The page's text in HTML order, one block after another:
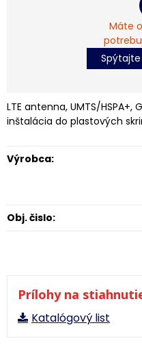
Máte
LTE antenna, UMTS/HSPA+,
inštalácia do plastových
Výrobca:
Obj. čislo:
Prílohy na
Katalógový list